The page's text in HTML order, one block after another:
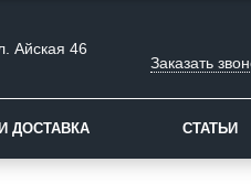
Айская 46
Заказать
ДОСТАВКА СТАТЬИ